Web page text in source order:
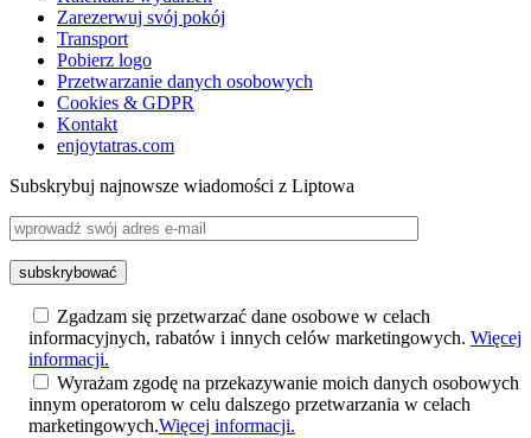
Zarezerwuj svój pokój
Transport
Pobierz logo
Przetwarzanie danych osobowych
Cookies & GDPR
Kontakt
enjoytatras.com
Subskrybuj najnowsze wiadomości z Liptowa
Zgadzam się przetwarzać dane osobowe w celach
informacyjnych, rabatów i innych celów marketingowych. Więcej
informacji.
Wyrażam zgodę na przekazywanie moich danych osobowych
innym operatorom w celu dalszego przetwarzania w celach
marketingowych.Więcej informacji.